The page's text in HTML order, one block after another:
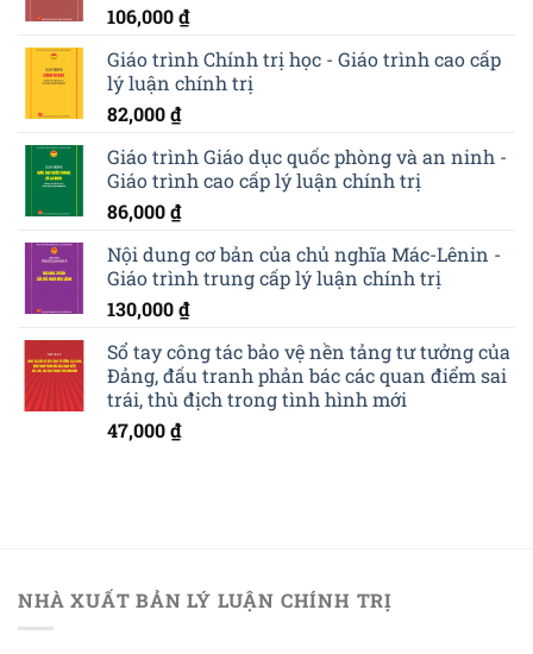
106,000₫
Giáo trình Chính trị học - Giáo trình cao cấp
lý luận chính trị
82,000₫
Giáo trình Giáo dục quốc phòng và an ninh -
Giáo trình cao cấp lý luận chính trị
86,000₫
Nội dung cơ bản của chủ nghĩa Mác-Lênin -
Giáo trình trung cấp lý luận chính trị
130,000₫
Sổ tay công tác bảo vệ nền tảng tư tưởng của
Đảng, đấu tranh phản bác các quan điểm sai
trái, thù địch trong tình hình mới
47,000₫
NHÀ XUẤT BẢN LÝ LUẬN CHÍNH TRỊ